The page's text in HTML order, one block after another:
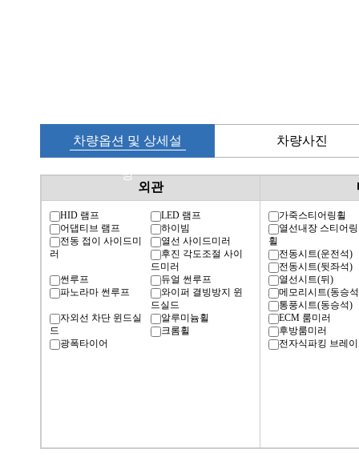
차량옵션 및 상세설
명
차량사진
외관
HID 램프
LED 램프
어댑티브 램프
하이빔
전동 접이 사이드미
러
열선 사이드미러
후진 각도조절 사이
드미러
썬루프
듀얼 썬루프
파노라마 썬루프
와이퍼 결빙방지 윈
드실드
자외선 차단 윈드실
드
알루미늄휠
크롬휠
광폭타이어
가죽스티어링휠
열선내장 스티어링
휠
전동시트(운전석)
전동시트(뒷좌석)
열선시트(뒤)
메모리시트(동승
통풍시트(동승석)
ECM 룸미러
후방룸미러
전자식파킹 브레